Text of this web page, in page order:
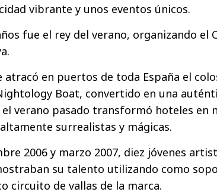
vibrante y unos eventos únicos.
fue el rey del verano, organizando el
atracó en puertos de toda España el
Boat, convertido en una
verano pasado transformó hoteles en
surrealistas y mágicas.
2006 y marzo 2007, diez jóvenes
su talento utilizando como
circuito de vallas de la marca.